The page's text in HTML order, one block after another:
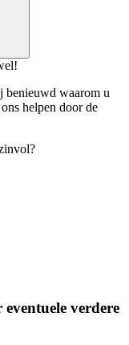
benieuwd waarom u
helpen door de
verdere